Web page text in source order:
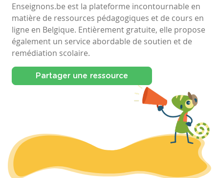
Enseignons.be est la plateforme incontournable en
matière de ressources pédagogiques et de cours en
ligne en Belgique. Entièrement gratuite, elle propose
également un service abordable de soutien et de
remédiation scolaire.
Partager une ressource